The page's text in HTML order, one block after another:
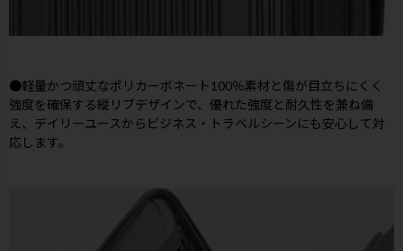
●軽量かつ頑丈なポリカーボネート100％素材と傷が目立ちにくく
強度を確保する縦リブデザインで、優れた強度と耐久性を兼ね備
え、デイリーユースからビジネス・トラベルシーンにも安心して対
応します。